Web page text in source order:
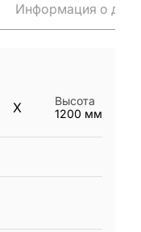
Информация о
X
Высота
1200 мм